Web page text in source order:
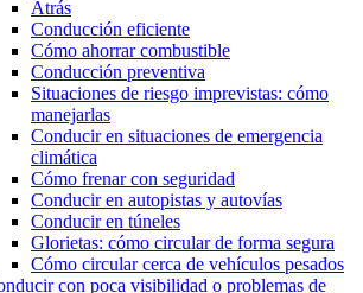
Atrás
Conducción eficiente
Cómo ahorrar combustible
Conducción preventiva
Situaciones de riesgo imprevistas: cómo
manejarlas
Conducir en situaciones de emergencia
climática
Cómo frenar con seguridad
Conducir en autopistas y autovías
Conducir en túneles
Glorietas: cómo circular de forma segura
Cómo circular cerca de vehículos pesados
con poca visibilidad o problemas de